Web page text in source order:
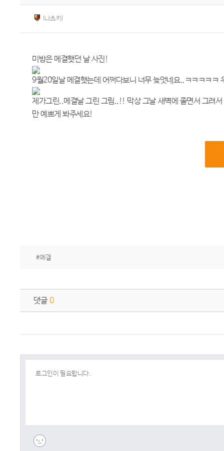
I나츠키I
미방은 메결햇던 날 사진!
9월20일날 메결햇는데 어쩌다보니 너무 늦엇네요..ㅋㅋㅋㅋㅋ
제가그린..메결날 그린 그림..!! 막상 그날 새벽에 졸면서 그려
만 예쁘게 봐주세요!
#메결
댓글 0